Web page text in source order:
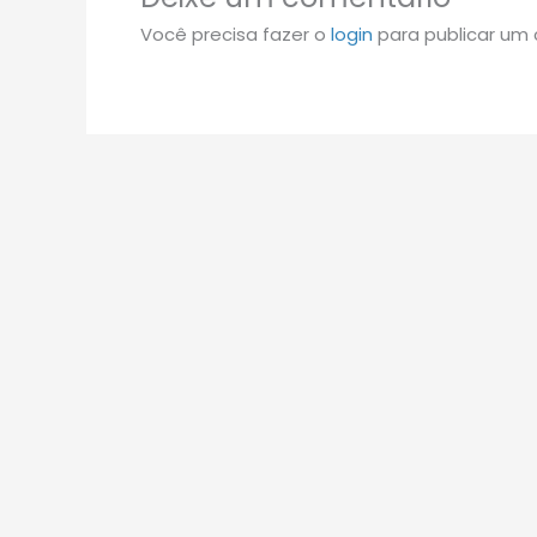
Você precisa fazer o login para publicar um